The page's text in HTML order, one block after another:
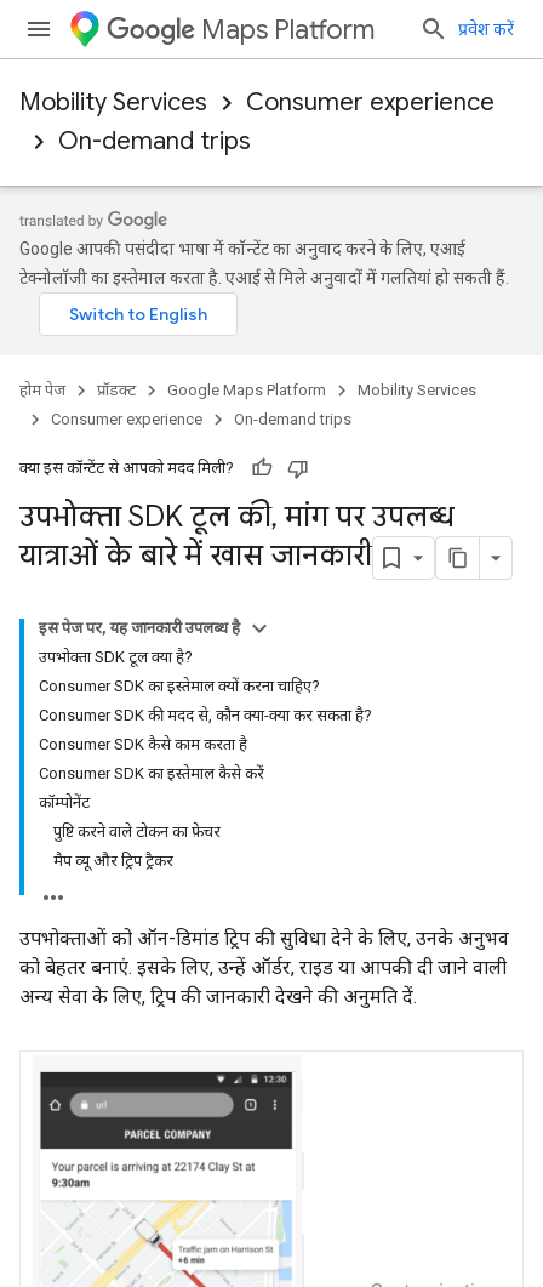
Maps Platform प्रवेश करें
Mobility Services
Consumer experience
On-demand trips
Google आपकी पसंदीदा भाषा में कॉन्टेंट का अनुवाद करने के लिए, एआई
टेक्नोलॉजी का इस्तेमाल करता है. एआई से मिले अनुवादों में गलतियां हो सकती हैं.
होम पेज प्रॉडक्ट Google Maps Platform
Mobility Services
Consumer experience
On-demand trips
क्या इस कॉन्टेंट से आपको मदद मिली?
उपभोक्ता SDK टूल की, मांग पर उपलब्ध
यात्राओं के बारे में खास जानकारी
इस पेज पर, यह जानकारी उपलब्ध है
उपभोक्ता SDK टूल क्या है?
Consumer SDK का इस्तेमाल क्यों करना चाहिए?
Consumer SDK की मदद से, कौन क्या-क्या कर सकता है?
Consumer SDK कैसे काम करता है
Consumer SDK का इस्तेमाल कैसे करें
कॉम्पोनेंट
पुष्टि करने वाले टोकन का फ़ेचर
मैप व्यू और ट्रिप ट्रैकर
उपभोक्ताओं को ऑन-डिमांड ट्रिप की सुविधा देने के लिए, उनके अनुभव
को बेहतर बनाएं. इसके लिए, उन्हें ऑर्डर, राइड या आपकी दी जाने वाली
अन्य सेवा के लिए, ट्रिप की जानकारी देखने की अनुमति दें.